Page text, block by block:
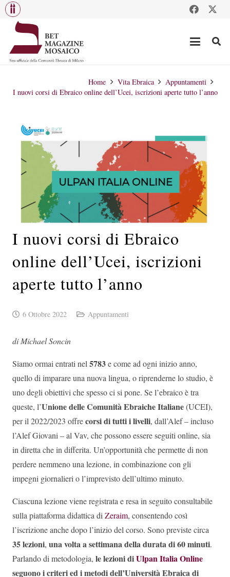
Home Vita Ebraica
Appuntamenti
I nuovi corsi di Ebraico online dell’Ucei, iscrizioni aperte tutto l’anno
I nuovi corsi di Ebraico
online dell’Ucei, iscrizioni
aperte tutto l’anno
6 Ottobre 2022 Appuntamenti
di Michael Soncin
Siamo ormai entrati nel5783e come ad ogni inizio anno,
quello di imparare una nuova lingua, o riprenderne lo studio, è
uno degli obiettivi che spesso ci si pone. Se l’ebraico è tra
queste, l’Unione delle Comunità Ebraiche Italiane(UCEI),
per il 2022/2023 offrecorsi di tutti i livelli, dall’Alef – incluso
l’Alef Giovani – al Vav, che possono essere seguiti online, sia
in diretta che in differita. Un’opportunità che permette di non
perdere nemmeno una lezione, in combinazione con gli
impegni giornalieri o l’imprevisto dell’ultimo minuto.
Ciascuna lezione viene registrata e resa in seguito consultabile
sulla piattaforma didattica diZeraim, consentendo così
l’iscrizione anche dopo l’inizio del corso. Sono previste circa
35 lezioni, una volta a settimana della durata di 60 minuti.
Parlando di metodologia, le lezioni diUlpan Italia Online
seguono i criteri ed i metodi dell’Università Ebraica di